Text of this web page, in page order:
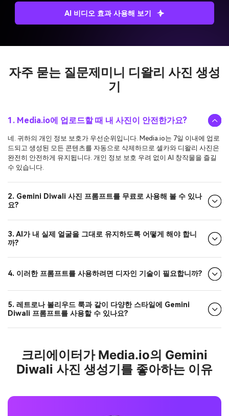
AI 비디오 효과 사용해 보기
자주 묻는 질문제미니 디왈리 사진 생성
기
1. Media.io에 업로드할 때 내 사진이 안전한가요?
네. 귀하의 개인 정보 보호가 우선순위입니다. Media.io는 7일 이내에 업로
드되고 생성된 모든 콘텐츠를 자동으로 삭제하므로 셀카와 디왈리 사진은
완전히 안전하게 유지됩니다. 개인 정보 보호 우려 없이 AI 창작물을 즐길
수 있습니다.
2. Gemini Diwali 사진 프롬프트를 무료로 사용해 볼 수 있나
요?
3. AI가 내 실제 얼굴을 그대로 유지하도록 어떻게 해야 합니
까?
4. 이러한 프롬프트를 사용하려면 디자인 기술이 필요합니까?
5. 레트로나 볼리우드 룩과 같이 다양한 스타일에 Gemini
Diwali 프롬프트를 사용할 수 있나요?
크리에이터가 Media.io의 Gemini
Diwali 사진 생성기를 좋아하는 이유